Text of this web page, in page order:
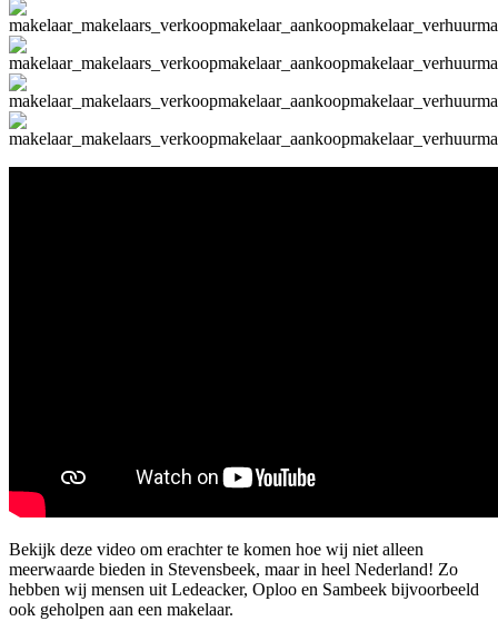
Bekijk deze video om erachter te komen hoe wij niet alleen
meerwaarde bieden in Stevensbeek, maar in heel Nederland! Zo
hebben wij mensen uit Ledeacker, Oploo en Sambeek bijvoorbeeld
ook geholpen aan een makelaar.